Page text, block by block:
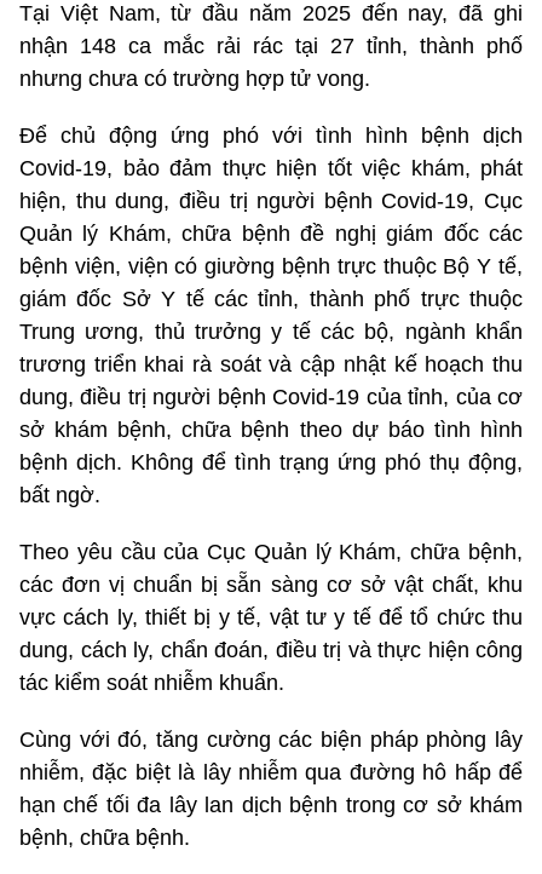
Tại Việt Nam, từ đầu năm 2025 đến nay, đã ghi
nhận 148 ca mắc rải rác tại 27 tỉnh, thành phố
nhưng chưa có trường hợp tử vong.
Để chủ động ứng phó với tình hình bệnh dịch
Covid-19, bảo đảm thực hiện tốt việc khám, phát
hiện, thu dung, điều trị người bệnh Covid-19, Cục
Quản lý Khám, chữa bệnh đề nghị giám đốc các
bệnh viện, viện có giường bệnh trực thuộc Bộ Y tế,
giám đốc Sở Y tế các tỉnh, thành phố trực thuộc
Trung ương, thủ trưởng y tế các bộ, ngành khẩn
trương triển khai rà soát và cập nhật kế hoạch thu
dung, điều trị người bệnh Covid-19 của tỉnh, của cơ
sở khám bệnh, chữa bệnh theo dự báo tình hình
bệnh dịch. Không để tình trạng ứng phó thụ động,
bất ngờ.
Theo yêu cầu của Cục Quản lý Khám, chữa bệnh,
các đơn vị chuẩn bị sẵn sàng cơ sở vật chất, khu
vực cách ly, thiết bị y tế, vật tư y tế để tổ chức thu
dung, cách ly, chẩn đoán, điều trị và thực hiện công
tác kiểm soát nhiễm khuẩn.
Cùng với đó, tăng cường các biện pháp phòng lây
nhiễm, đặc biệt là lây nhiễm qua đường hô hấp để
hạn chế tối đa lây lan dịch bệnh trong cơ sở khám
bệnh, chữa bệnh.